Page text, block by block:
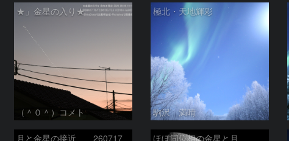
★」金星の入り★
（＾０＾）コメト
極北・天地輝彩
駒沢 満晴
月と金星の接近 260717 ほぼ同位相の金星と月